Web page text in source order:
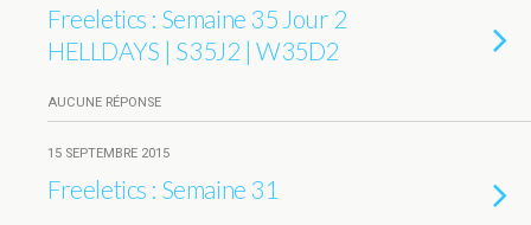
Freeletics : Semaine 35 Jour 2
HELLDAYS | S35J2 | W35D2
AUCUNE RÉPONSE
15 SEPTEMBRE 2015
Freeletics : Semaine 31